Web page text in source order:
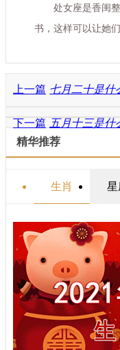
处女座是香闺
书，这样可以让她
上一篇 七月二十是什
下一篇 五月十三是什
精华推荐
生肖 星